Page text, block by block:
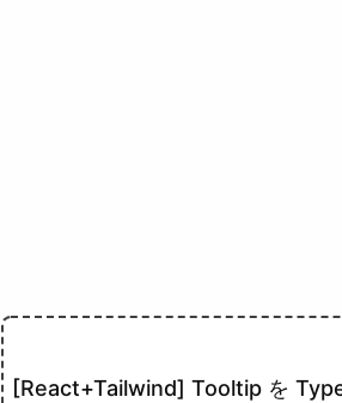
[React+Tailwind] Tooltip を